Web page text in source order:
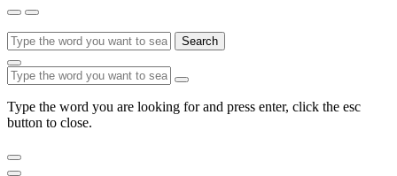
Search
Type the word you are looking for and press enter, click the esc
button to close.